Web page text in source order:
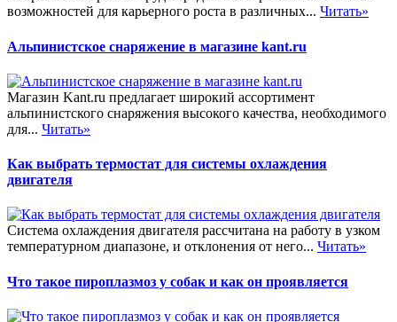
возможностей для карьерного роста в различных... Читать»
Альпинистское снаряжение в магазине kant.ru
Магазин Kant.ru предлагает широкий ассортимент
альпинистского снаряжения высокого качества, необходимого
для... Читать»
Как выбрать термостат для системы охлаждения
двигателя
Система охлаждения двигателя рассчитана на работу в узком
температурном диапазоне, и отклонения от него... Читать»
Что такое пироплазмоз у собак и как он проявляется